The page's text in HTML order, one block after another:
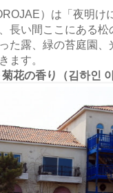
）は「夜明け
長い間ここにある
た露、緑の苔庭園
ます。
花の香り（김하인